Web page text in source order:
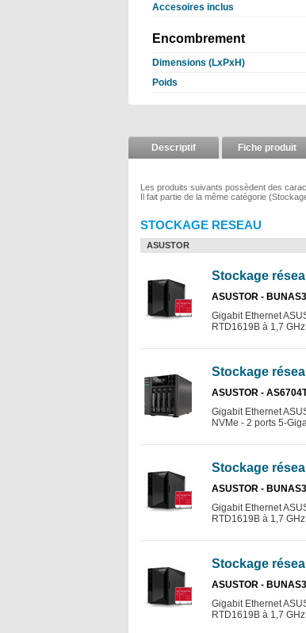
Accesoires inclus
Encombrement
Dimensions (LxPxH)
Poids
Descriptif Fiche produit
Les produits suivants possèdent des
Il fait partie de la même catégorie
STOCKAGE RESEAU
ASUSTOR
Stockage
ASUSTOR -
Gigabit Ethernet
RTD1619B à 1,7
Stockage
ASUSTOR -
Gigabit Ethernet
NVMe - 2 ports 5-
Stockage
ASUSTOR -
Gigabit Ethernet
RTD1619B à 1,7
Stockage
ASUSTOR -
Gigabit Ethernet
RTD1619B à 1,7